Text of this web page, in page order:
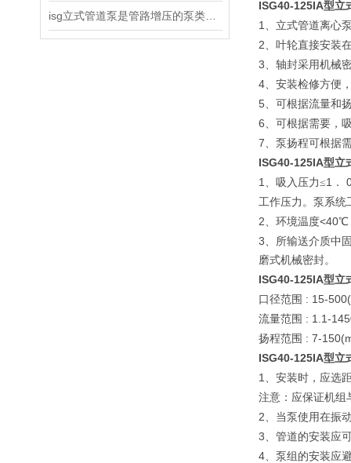
ISG40-125IA型立
1 、立式管道离心
2、叶轮直接安装
3、轴封采用机械
4、安装检修方便
5、可根据流量和
6、可根据需要，
7、泵扬程可根据
ISG40-125IA型立
1 、吸入压力≤1 ．
工作压力。泵系统
2、环境温度<40℃
3、所输送介质中
磨式机械密封。
ISG40-125IA型立
口径范围 : 15-
流量范围 : 1.1-
扬程范围 : 7-
ISG40-125IA型立
1 、安装时，应选
注意：应保证机组
2、当泵使用在振
3、管道的安装应
4、泵组的安装应